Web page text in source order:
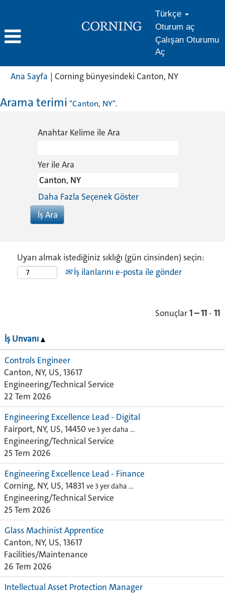
Türkçe
Oturum aç
Çalışan Oturumu
Aç
Ana Sayfa | Corning bünyesindeki Canton, NY(mevcut
Arama terimi "Canton, NY".
Anahtar Kelime ile Ara
Yer ile Ara
Daha Fazla Seçenek Göster
Uyarı almak istediğiniz sıklığı (gün cinsinden) seçin:
İş ilanlarını e-posta ile gönder
Sonuçlar1 – 11- 11
İş Unvanı
Controls Engineer
Canton, NY, US, 13617
Engineering/Technical Service
22 Tem 2026
Engineering Excellence Lead - Digital
Fairport, NY, US, 14450 ve 3 yer daha …
Engineering/Technical Service
25 Tem 2026
Engineering Excellence Lead - Finance
Corning, NY, US, 14831 ve 3 yer daha …
Engineering/Technical Service
25 Tem 2026
Glass Machinist Apprentice
Canton, NY, US, 13617
Facilities/Maintenance
26 Tem 2026
Intellectual Asset Protection Manager